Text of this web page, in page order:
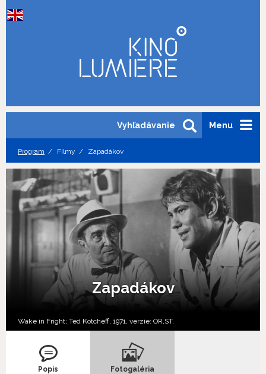
Menu
Vyhľadávanie
Program Filmy Zapadákov
Zapadákov
Wake in Fright; Ted Kotcheff, 1971, verzie: OR, ST,
Popis Fotogaléria